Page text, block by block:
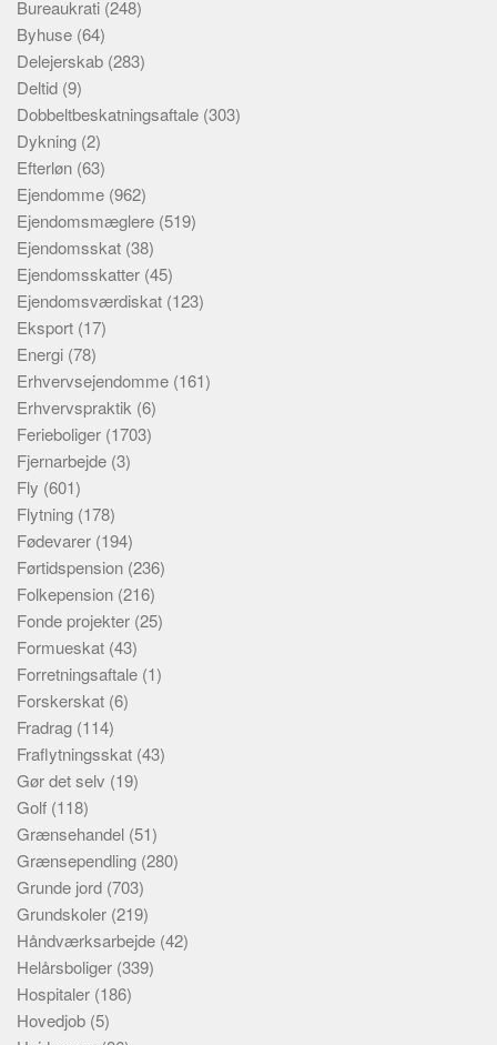
Bureaukrati (248)
Byhuse (64)
Delejerskab (283)
Deltid (9)
Dobbeltbeskatningsaftale (303)
Dykning (2)
Efterløn (63)
Ejendomme (962)
Ejendomsmæglere (519)
Ejendomsskat (38)
Ejendomsskatter (45)
Ejendomsværdiskat (123)
Eksport (17)
Energi (78)
Erhvervsejendomme (161)
Erhvervspraktik (6)
Ferieboliger (1703)
Fjernarbejde (3)
Fly (601)
Flytning (178)
Fødevarer (194)
Førtidspension (236)
Folkepension (216)
Fonde projekter (25)
Formueskat (43)
Forretningsaftale (1)
Forskerskat (6)
Fradrag (114)
Fraflytningsskat (43)
Gør det selv (19)
Golf (118)
Grænsehandel (51)
Grænsependling (280)
Grunde jord (703)
Grundskoler (219)
Håndværksarbejde (42)
Helårsboliger (339)
Hospitaler (186)
Hovedjob (5)